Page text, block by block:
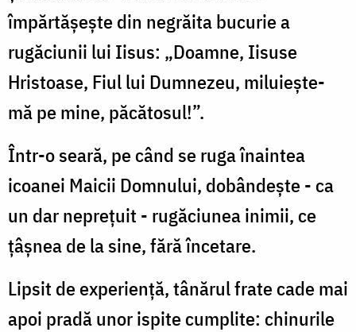
împărtășește din negrăita bucurie a
rugăciunii lui Iisus: „Doamne, Iisuse
Hristoase, Fiul lui Dumnezeu, miluiește-
mă pe mine, păcătosul!”.
Într-o seară, pe când se ruga înaintea
icoanei Maicii Domnului, dobândește - ca
un dar neprețuit - rugăciunea inimii, ce
țâșnea de la sine, fără încetare.
Lipsit de experiență, tânărul frate cade mai
apoi pradă unor ispite cumplite: chinurile